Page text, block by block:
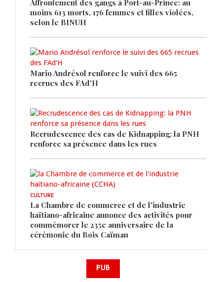
Affrontement des gangs à Port-au-Prince: au
moins 613 morts, 176 femmes et filles violées,
selon le BINUH
Mario Andrésol renforce le suivi des 665
recrues des FAd'H
Recrudescence des cas de Kidnapping: la PNH
renforce sa présence dans les rues
CULTURE
La Chambre de commerce et de l'industrie
haïtiano-africaine annonce des activités pour
commémorer le 235e anniversaire de la
cérémonie du Bois Caïman
PUB